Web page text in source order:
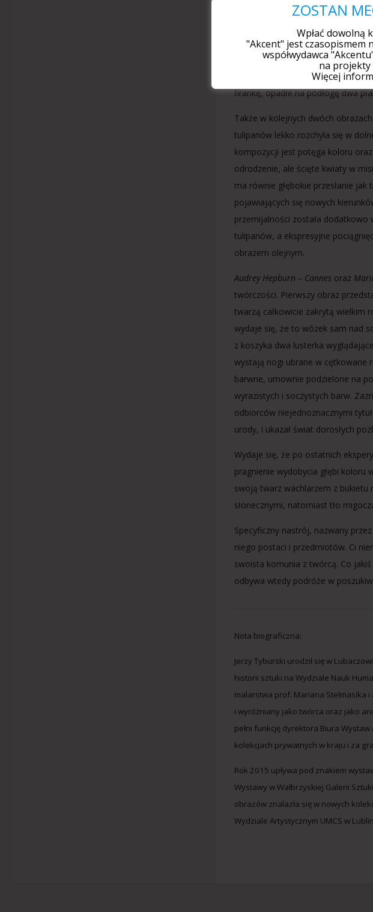
europejskiego. Artysta cierpliwie
upozowanie Weroniki, tajemnica
późnośredniowiecznych
piękno prozaicznego cichego
wyrażający tęsknotę
firankę, opadłe na podłogę dwa
Także w kolejnych dwóch
tulipanów lekko rozchyla się w
kompozycji jest potęga koloru
odrodzenie, ale ścięte kwiaty w
ma równie głębokie przesłanie
pojawiających się nowych
przemijalności została dodatkowo
tulipanów, a ekspresyjne
obrazem olejnym.
Audrey Hepburn – Cannes oraz
twórczości. Pierwszy obraz
twarzą całkowicie zakrytą wielkim
wydaje się, że to wózek sam nad
z koszyka dwa lusterka
wystają nogi ubrane w cętkowane
barwne, umownie podzielone na
wyrazistych i soczystych barw.
odbiorców niejednoznacznymi
urody, i ukazał świat dorosłych
Wydaje się, że po ostatnich
pragnienie wydobycia głębi koloru
swoją twarz wachlarzem z bukietu
słonecznymi, natomiast tło
Specyficzny nastrój, nazwany
niego postaci i przedmiotów. Ci
swoista komunia z twórcą. Co
odbywa wtedy podróże w
Nota biograficzna:
Jerzy Tyburski urodził się w
historii sztuki na Wydziale Nauk
malarstwa prof. Mariana Stelmasika i
i wyróżniany jako twórca oraz jako
pełni funkcję dyrektora Biura
kolekcjach prywatnych w kraju i za
Rok 2015 upływa pod znakiem
Wystawy w Wałbrzyskiej Galerii
obrazów znalazła się w nowych
Wydziale Artystycznym UMCS w
ZOSTAŃ
Wpłać dowolną
"Akcent" jest czasopismem
współwydawca
na projekty
Więcej